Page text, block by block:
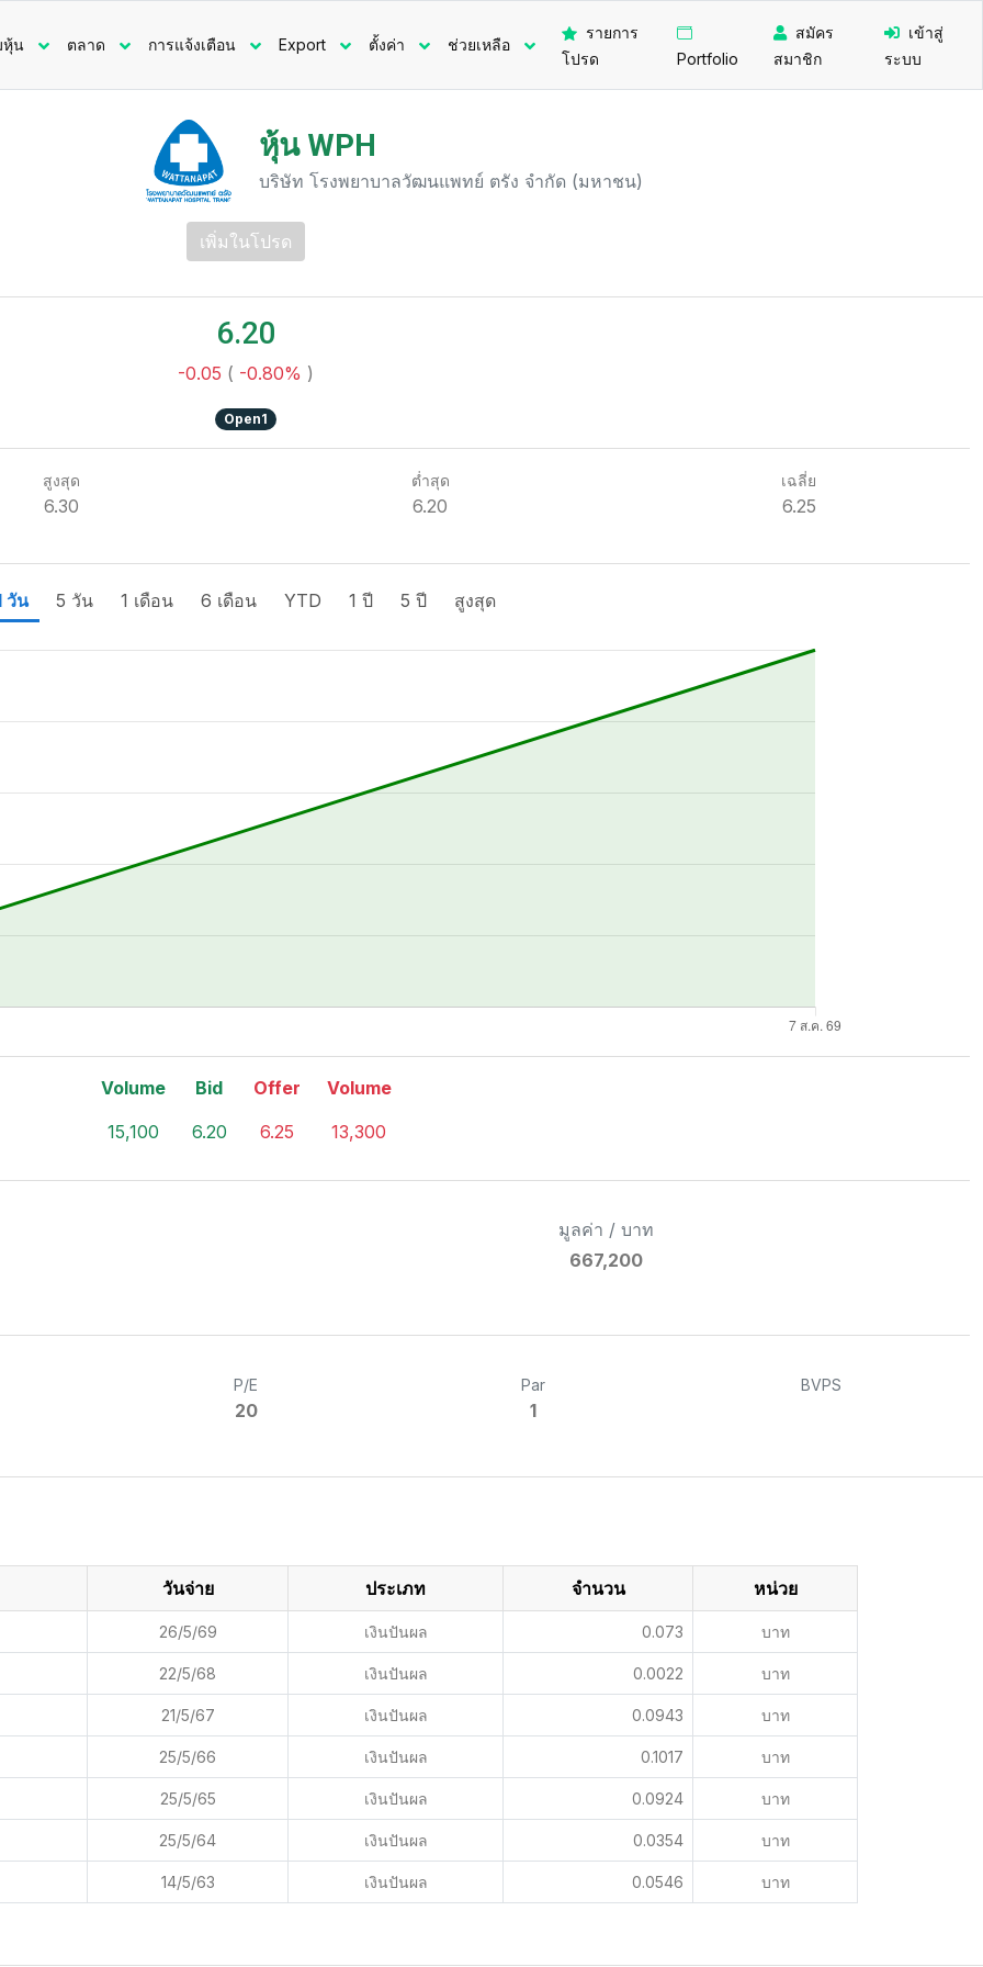
หุ้น ตลาด การแจ้งเตือน Export ตั้งค่า ช่วยเหลือ
รายการ
โปรด
Portfolio
สมัคร
สมาชิก
เข้าสู่
ระบบ
หุ้น WPH
บริษัท โรงพยาบาลวัฒนแพทย์ ตรัง จำกัด (มหาชน)
เพิ่มในโปรด
6.20
-0.05 ( -0.80% )
Open1
สูงสุด
6.30
ต่ำสุด
6.20
เฉลี่ย
6.25
วัน 5 วัน 1 เดือน 6 เดือน YTD 1 ปี 5 ปี สูงสุด
Volume
15,100
Bid
6.20
Offer
6.25
Volume
13,300
มูลค่า / บาท
667,200
P/E
20
Par
1
BVPS
วันจ่าย ประเภท จำนวน หน่วย
26/5/69 เงินปันผล 0.073 บาท
22/5/68 เงินปันผล 0.0022 บาท
21/5/67 เงินปันผล 0.0943 บาท
25/5/66 เงินปันผล 0.1017 บาท
25/5/65 เงินปันผล 0.0924 บาท
25/5/64 เงินปันผล 0.0354 บาท
14/5/63 เงินปันผล 0.0546 บาท